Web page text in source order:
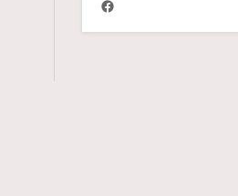
https://